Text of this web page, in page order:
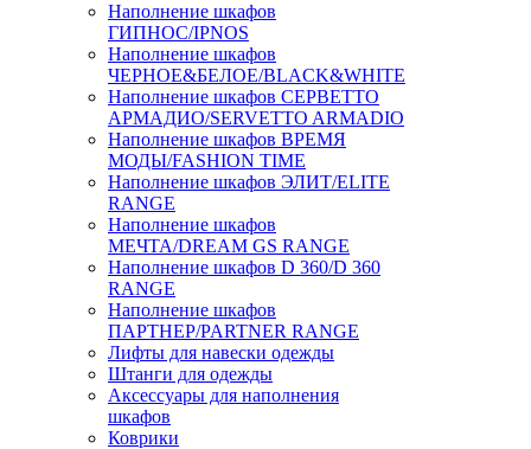
Наполнение шкафов
ГИПНОС/IPNOS
Наполнение шкафов
ЧЕРНОЕ&БЕЛОЕ/BLACK&WHITE
Наполнение шкафов СЕРВЕТТО
АРМАДИО/SERVETTO ARMADIO
Наполнение шкафов ВРЕМЯ
МОДЫ/FASHION TIME
Наполнение шкафов ЭЛИТ/ELITE
RANGE
Наполнение шкафов
МЕЧТА/DREAM GS RANGE
Наполнение шкафов D 360/D 360
RANGE
Наполнение шкафов
ПАРТНЕР/PARTNER RANGE
Лифты для навески одежды
Штанги для одежды
Аксессуары для наполнения
шкафов
Коврики